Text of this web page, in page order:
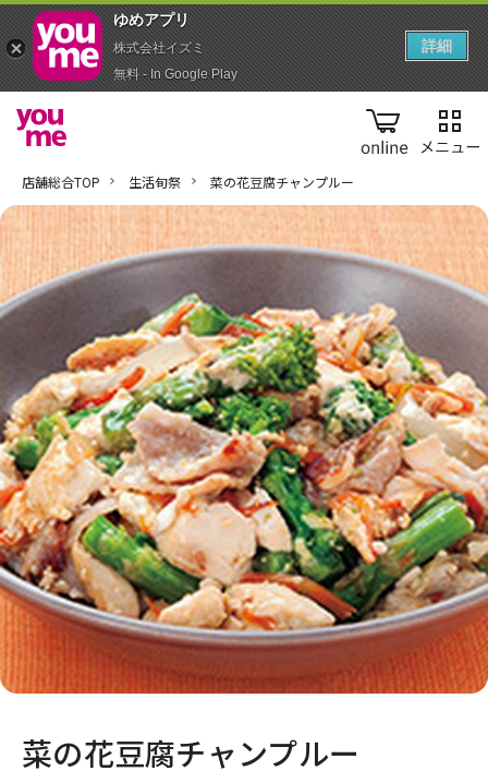
online
店舗総合TOP 生活旬祭 菜の花豆腐チャンプルー
菜の花豆腐チャンプルー
ゆめアプ‪リ‬
株式会社イズミ
無料 - In Google Play
詳細